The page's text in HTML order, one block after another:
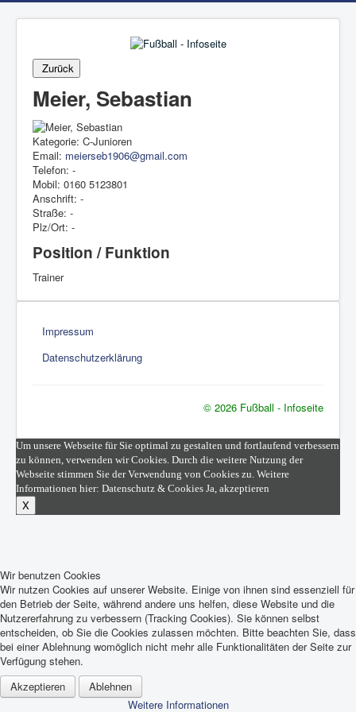
Zurück
Meier, Sebastian
Kategorie: C-Junioren
Email:
Telefon: -
Mobil: 0160 5123801
Anschrift: -
Straße: -
Plz/Ort: -
Position / Funktion
Trainer
Impressum
Datenschutzerklärung
© 2026 Fußball - Infoseite
Um unsere Webseite für Sie optimal zu gestalten und fortlaufend verbessern
zu können, verwenden wir Cookies. Durch die weitere Nutzung der
Webseite stimmen Sie der Verwendung von Cookies zu. Weitere
Informationen hier: Datenschutz & Cookies Ja, akzeptieren
X
Wir benutzen Cookies
Wir nutzen Cookies auf unserer Website. Einige von ihnen sind essenziell für
den Betrieb der Seite, während andere uns helfen, diese Website und die
Nutzererfahrung zu verbessern (Tracking Cookies). Sie können selbst
entscheiden, ob Sie die Cookies zulassen möchten. Bitte beachten Sie, dass
bei einer Ablehnung womöglich nicht mehr alle Funktionalitäten der Seite zur
Verfügung stehen.
Akzeptieren
Ablehnen
Weitere Informationen